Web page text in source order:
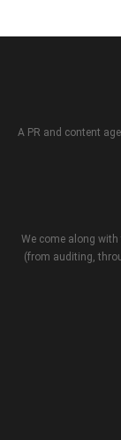
A PR and content
We come along
(from auditing,